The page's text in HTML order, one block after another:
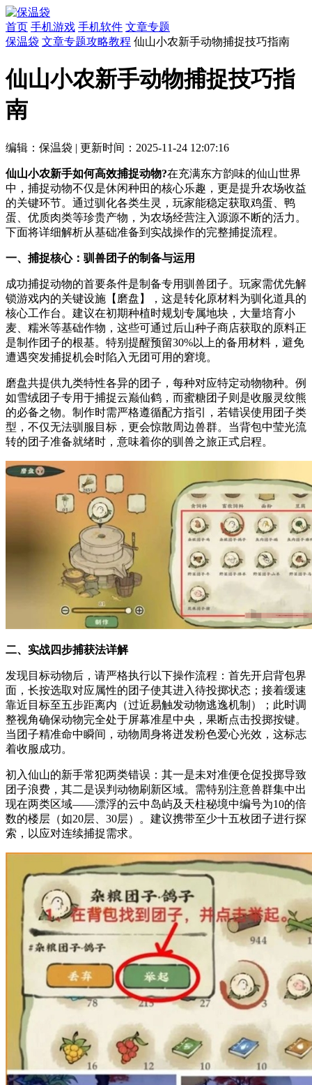
首页 手机游戏 手机软件 文章专题
保温袋 文章专题攻略教程 仙山小农新手动物捕捉技巧指南
仙山小农新手动物捕捉技巧指
南
编辑：保温袋 | 更新时间：2025-11-24 12:07:16
仙山小农新手如何高效捕捉动物?在充满东方韵味的仙山世界
中，捕捉动物不仅是休闲种田的核心乐趣，更是提升农场收益
的关键环节。通过驯化各类生灵，玩家能稳定获取鸡蛋、鸭
蛋、优质肉类等珍贵产物，为农场经营注入源源不断的活力。
下面将详细解析从基础准备到实战操作的完整捕捉流程。
一、捕捉核心：驯兽团子的制备与运用
成功捕捉动物的首要条件是制备专用驯兽团子。玩家需优先解
锁游戏内的关键设施【磨盘】，这是转化原材料为驯化道具的
核心工作台。建议在初期种植时规划专属地块，大量培育小
麦、糯米等基础作物，这些可通过后山种子商店获取的原料正
是制作团子的根基。特别提醒预留30%以上的备用材料，避免
遭遇突发捕捉机会时陷入无团可用的窘境。
磨盘共提供九类特性各异的团子，每种对应特定动物物种。例
如雪绒团子专用于捕捉云巅仙鹤，而蜜糖团子则是收服灵纹熊
的必备之物。制作时需严格遵循配方指引，若错误使用团子类
型，不仅无法驯服目标，更会惊散周边兽群。当背包中莹光流
转的团子准备就绪时，意味着你的驯兽之旅正式启程。
二、实战四步捕获法详解
发现目标动物后，请严格执行以下操作流程：首先开启背包界
面，长按选取对应属性的团子使其进入待投掷状态；接着缓速
靠近目标至五步距离内（过近易触发动物逃逸机制）；此时调
整视角确保动物完全处于屏幕准星中央，果断点击投掷按键。
当团子精准命中瞬间，动物周身将迸发粉色爱心光效，这标志
着收服成功。
初入仙山的新手常犯两类错误：其一是未对准便仓促投掷导致
团子浪费，其二是误判动物刷新区域。需特别注意兽群集中出
现在两类区域——漂浮的云中岛屿及天柱秘境中编号为10的倍
数的楼层（如20层、30层）。建议携带至少十五枚团子进行探
索，以应对连续捕捉需求。